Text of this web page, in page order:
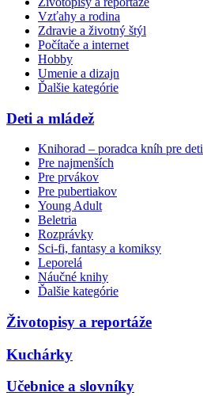
Vzťahy a rodina
Zdravie a životný štýl
Počítače a internet
Hobby
Umenie a dizajn
Ďalšie kategórie
Deti a mládež
Knihorad – poradca kníh pre deti
Pre najmenších
Pre prvákov
Pre pubertiakov
Young Adult
Beletria
Rozprávky
Sci-fi, fantasy a komiksy
Leporelá
Náučné knihy
Ďalšie kategórie
Životopisy a reportáže
Kuchárky
Učebnice a slovníky